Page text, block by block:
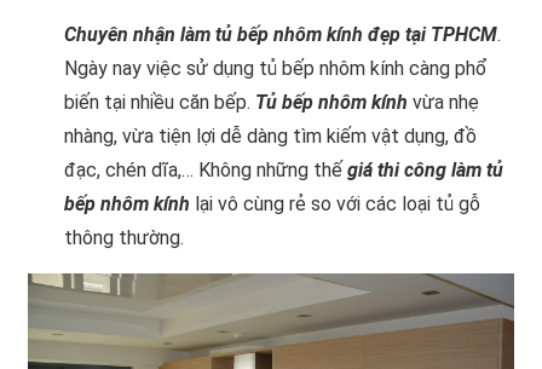
Chuyên nhận làm tủ bếp nhôm kính đẹp tại TPHCM.
Ngày nay việc sử dụng tủ bếp nhôm kính càng phổ
biến tại nhiều căn bếp. Tủ bếp nhôm kính vừa nhẹ
nhàng, vừa tiện lợi dễ dàng tìm kiếm vật dụng, đồ
đạc, chén dĩa,… Không những thế giá thi công làm tủ
bếp nhôm kính lại vô cùng rẻ so với các loại tủ gỗ
thông thường.